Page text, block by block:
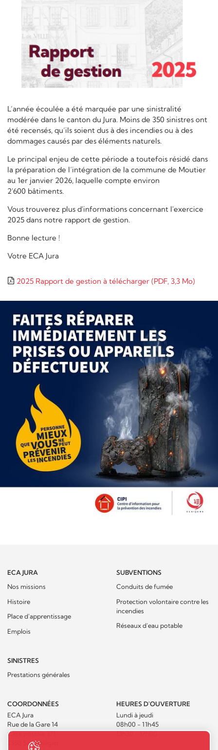
L’année écoulée a été marquée par une sinistralité
modérée dans le canton du Jura. Moins de 350 sinistres ont
été recensés, qu’ils soient dus à des incendies ou à des
dommages causés par des éléments naturels.
Le principal enjeu de cette période a toutefois résidé dans
la préparation de l’intégration de la commune de Moutier
au 1er janvier 2026, laquelle compte environ
2'600 bâtiments.
Vous trouverez plus d'informations concernant l'exercice
2025 dans notre rapport de gestion.
Bonne lecture !
Votre ECA Jura
2025 Rapport de gestion à télécharger (PDF, 3,3 Mo)
ECA JURA
Nos missions
Histoire
Place d'apprentissage
Emplois
SUBVENTIONS
Conduits de fumée
Protection volontaire contre les
incendies
Réseaux d’eau potable
SINISTRES
Prestations générales
COORDONNÉES
ECA Jura
Rue de la Gare 14
Case postale 371
2350 Saignelégier
HEURES D'OUVERTURE
Lundi à jeudi
08h00 - 11h45
13h30 - 17h00